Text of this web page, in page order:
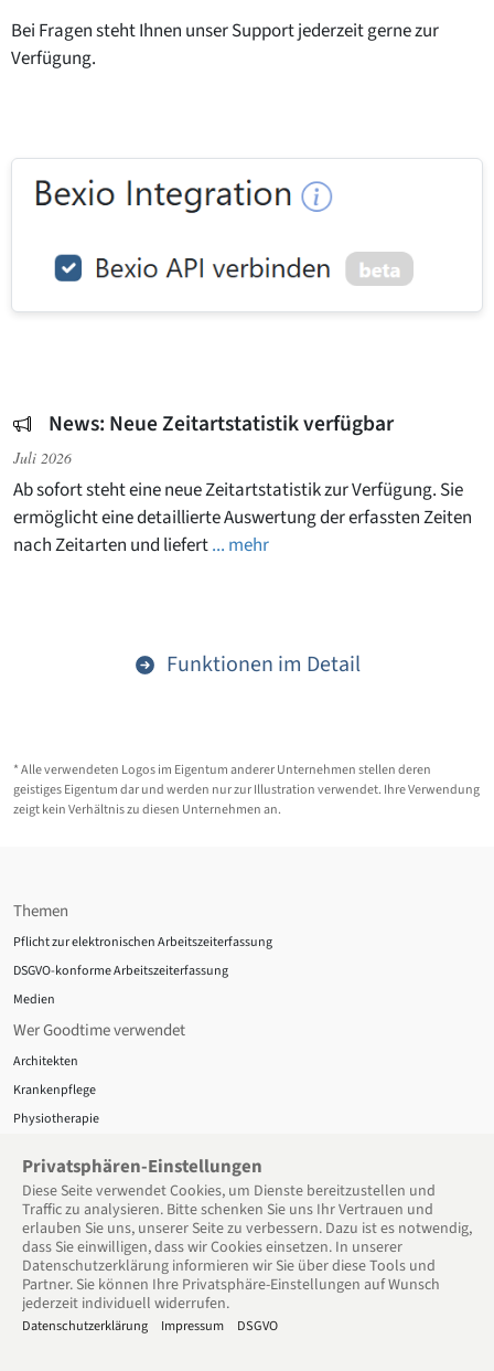
Bei Fragen steht Ihnen unser Support jederzeit gerne zur
Verfügung.
News: Neue Zeitartstatistik verfügbar
Juli 2026
Ab sofort steht eine neue Zeitartstatistik zur Verfügung. Sie
ermöglicht eine detaillierte Auswertung der erfassten Zeiten
nach Zeitarten und liefert... mehr
Funktionen im Detail
* Alle verwendeten Logos im Eigentum anderer Unternehmen stellen deren
geistiges Eigentum dar und werden nur zur Illustration verwendet. Ihre Verwendung
zeigt kein Verhältnis zu diesen Unternehmen an.
Themen
Pflicht zur elektronischen Arbeitszeiterfassung
DSGVO-konforme Arbeitszeiterfassung
Medien
Wer Goodtime verwendet
Architekten
Krankenpflege
Physiotherapie
Datenschutz
Über uns
Datenschutz
AGB
Support
Support
Privatsphären-Einstellungen
Diese Seite verwendet Cookies, um Dienste bereitzu­stellen und
Traffic zu analysieren. Bitte schenken Sie uns Ihr Vertrauen und
erlauben Sie uns, unserer Seite zu verbessern. Dazu ist es notwendig,
dass Sie einwilligen, dass wir Cookies einsetzen. In unserer
Datenschutzerklärung informieren wir Sie über diese Tools und
Partner. Sie können Ihre Privatsphäre-Einstellungen auf Wunsch
jederzeit individuell widerrufen.
Datenschutzerklärung Impressum DSGVO